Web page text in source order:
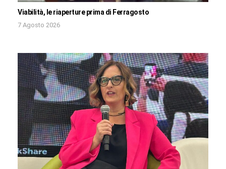
Viabilità, le riaperture prima di Ferragosto
7 Agosto 2026